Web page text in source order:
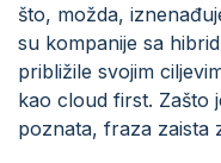
što, možda,
su kompanije sa
približile svojim
kao cloud first. Zašto
poznata, fraza zaista